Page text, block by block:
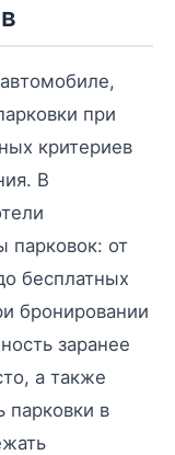
при
критериев
В
парковок: от
бесплатных
бронировании
заранее
а также
парковки в